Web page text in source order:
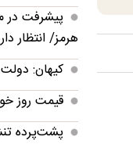
پیشرفت در
هرمز/ انتظار
کیهان:
قیمت روز
پشت‌پرده